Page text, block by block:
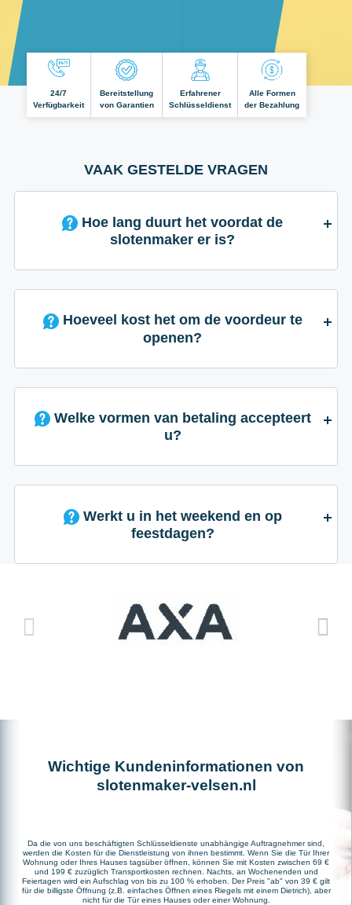
24/7
Verfügbarkeit
Bereitstellung
von Garantien
Erfahrener
Schlüsseldienst
Alle Formen
der Bezahlung
VAAK GESTELDE VRAGEN
slotenmaker er is?
Hoeveel kost het om de voordeur te
openen?
Welke vormen van betaling accepteert
u?
Werkt u in het weekend en op
feestdagen?
Wichtige Kundeninformationen von
slotenmaker-velsen.nl
Da die von uns beschäftigten Schlüsseldienste unabhängige Auftragnehmer sind,
werden die Kosten für die Dienstleistung von ihnen bestimmt. Wenn Sie die Tür Ihrer
Wohnung oder Ihres Hauses tagsüber öffnen, können Sie mit Kosten zwischen 69 €
und 199 € zuzüglich Transportkosten rechnen. Nachts, an Wochenenden und
Feiertagen wird ein Aufschlag von bis zu 100 % erhoben. Der Preis "ab" von 39 € gilt
für die billigste Öffnung (z.B. einfaches Öffnen eines Riegels mit einem Dietrich), aber
nicht für die Tür eines Hauses oder einer Wohnung.